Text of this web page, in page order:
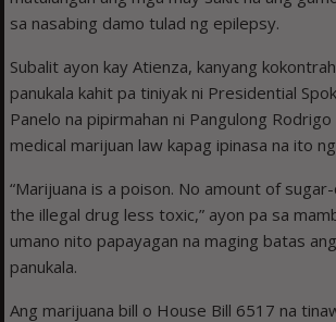
sa nasabing damo tulad ng epilepsy.
Subalit ayon kay Atienza, kanyang
panukala kahit pa tiniyak ni Presidential
Panelo na pipirmahan ni Pangulong
medical marijuan law kapag ipinasa na ito
“Marijuana is a poison. No amount of
the illegal drug less toxic,” ayon pa sa
umano nito papayagan na maging batas
panukala.
Ang marijuana bill o House Bill 6517 na